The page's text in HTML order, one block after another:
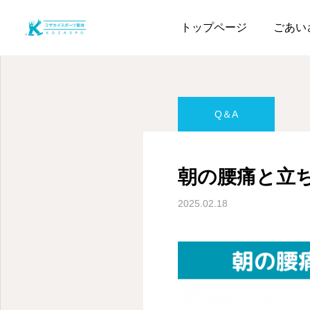
トップページ ごあい
ページ一覧
Q＆A
朝の腰痛と立
2025.02.18